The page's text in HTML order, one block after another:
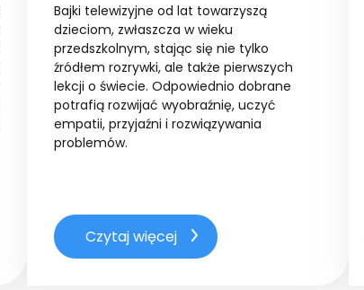
Bajki telewizyjne od lat towarzyszą
dzieciom, zwłaszcza w wieku
przedszkolnym, stając się nie tylko
źródłem rozrywki, ale także pierwszych
lekcji o świecie. Odpowiednio dobrane
potrafią rozwijać wyobraźnię, uczyć
empatii, przyjaźni i rozwiązywania
problemów.
Czytaj więcej